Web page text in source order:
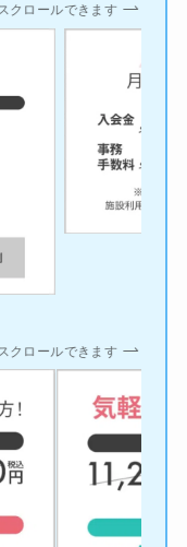
スクロールできます
スクロールできます